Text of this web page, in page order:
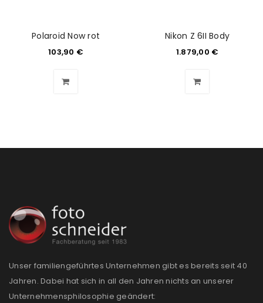
Polaroid Now rot
103,90 €
Nikon Z 6II Body
1.879,00 €
Unser familiengeführtes Unternehmen gibt es bereits seit 40
Jahren. Dabei hat sich in all den Jahren nichts an unserer
Unternehmensphilosophie geändert: